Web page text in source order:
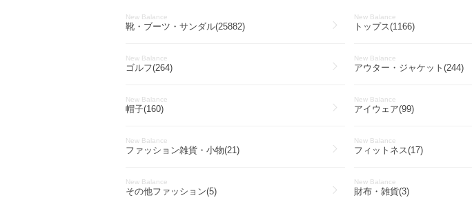
New Balance
靴・ブーツ・サンダル(25882)
New Balance
トップス(1166)
New Balance
ゴルフ(264)
New Balance
アウター・ジャケット(244)
New Balance
帽子(160)
New Balance
アイウェア(99)
New Balance
ファッション雑貨・小物(21)
New Balance
フィットネス(17)
New Balance
その他ファッション(5)
New Balance
財布・雑貨(3)